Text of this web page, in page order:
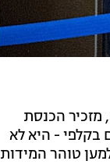
מזכיר הכנסת
בקלפי - היא לא
טוהר המידות